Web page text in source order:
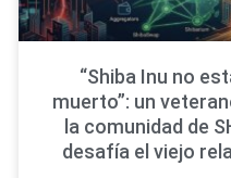
“Shiba Inu no
muerto”: un
la comunidad de
desafía el viejo